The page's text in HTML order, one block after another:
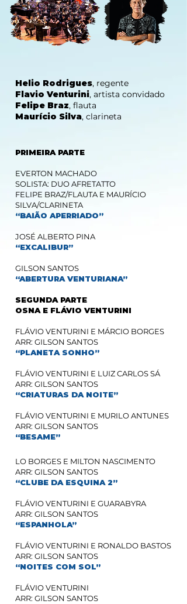
PRIMEIRA PARTE
EVERTON MACHADO
SOLISTA: DUO AFRETATTO
FELIPE BRAZ/FLAUTA E MAURÍCIO
SILVA/CLARINETA
“BAIÃO APERRIADO”
JOSÉ ALBERTO PINA
“EXCALIBUR”
GILSON SANTOS
“ABERTURA VENTURIANA”
SEGUNDA PARTE
OSNA E FLÁVIO VENTURINI
FLÁVIO VENTURINI E MÁRCIO BORGES
ARR: GILSON SANTOS
“PLANETA SONHO”
FLÁVIO VENTURINI E LUIZ CARLOS SÁ
ARR: GILSON SANTOS
“CRIATURAS DA NOITE”
FLÁVIO VENTURINI E MURILO ANTUNES
ARR: GILSON SANTOS
“BESAME”
Helio Rodrigues, regente
Flavio Venturini, artista convidado
Felipe Braz, flauta
Maurício Silva, clarineta
LO BORGES E MILTON NASCIMENTO
ARR: GILSON SANTOS
“CLUBE DA ESQUINA 2”
FLÁVIO VENTURINI E GUARABYRA
ARR: GILSON SANTOS
“ESPANHOLA”
FLÁVIO VENTURINI E RONALDO BASTOS
ARR: GILSON SANTOS
“NOITES COM SOL”
FLÁVIO VENTURINI
ARR: GILSON SANTOS